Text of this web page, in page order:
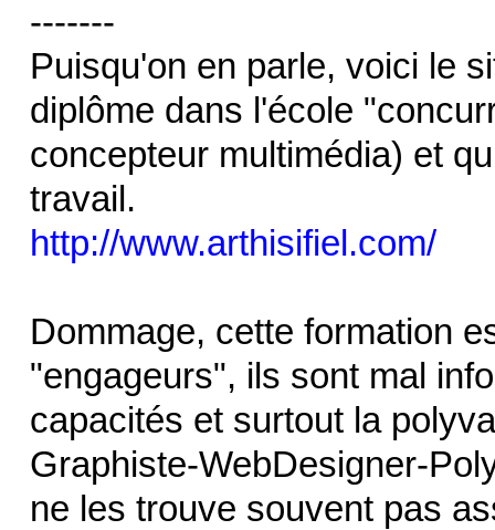
-------
Puisqu'on en parle, voici le
diplôme dans l'école
concepteur multimédia) et
travail.
http://www.arthisifiel.com/
Dommage, cette formation
"engageurs", ils sont mal
capacités et surtout la
Graphiste-WebDesigner-
ne les trouve souvent pas